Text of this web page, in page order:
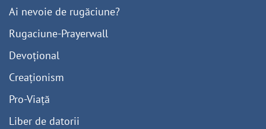
Ai nevoie de rugăciune?
Rugaciune-Prayerwall
Devoțional
Creaționism
Pro-Viață
Liber de datorii